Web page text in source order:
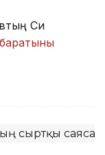
Си
баратыны
сыртқы